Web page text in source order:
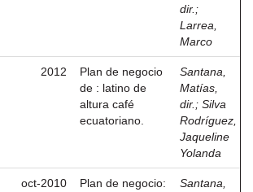
dir. ;
Larrea,
Marco
2012
Plan de negocio
de : latino de
altura café
ecuatoriano.
Santana,
Matías,
dir. ; Silva
Rodríguez,
Jaqueline
Yolanda
oct-2010
Plan de negocio:
Santana,